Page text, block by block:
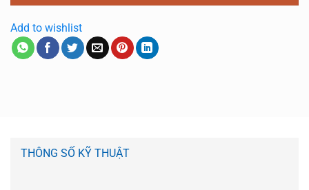
Add to wishlist
THÔNG SỐ KỸ THUẬT